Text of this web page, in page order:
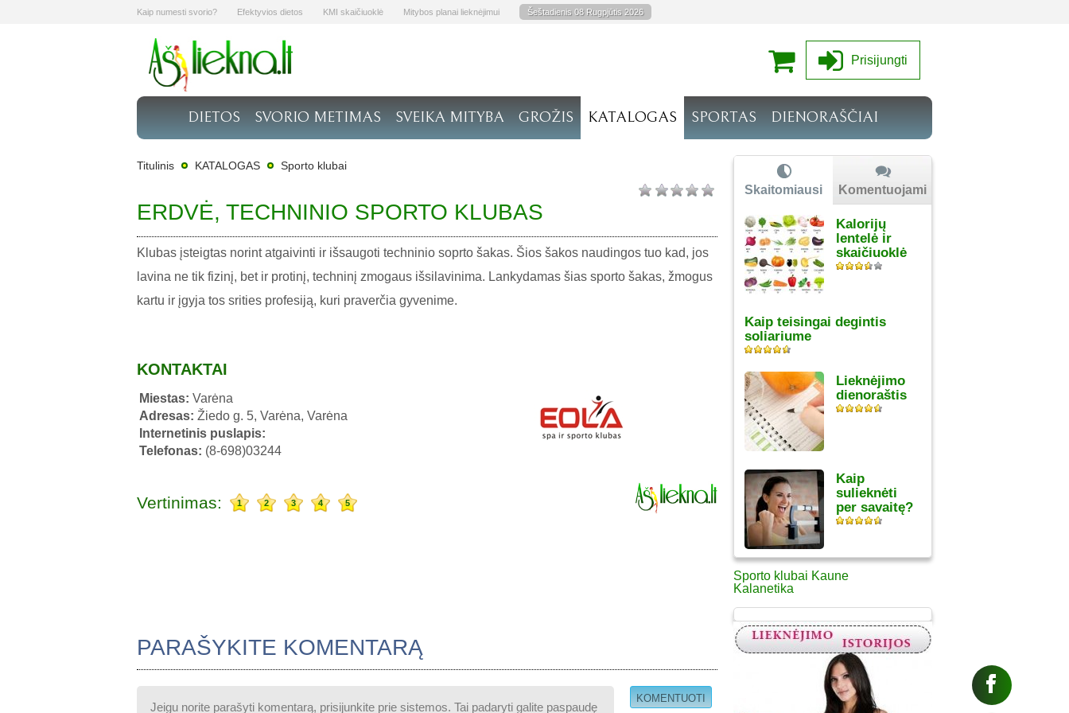
Kaip numesti svorio? Efektyvios dietos KMI skaičiuoklė Mitybos planai lieknėjimui Šeštadienis 08 Rugpjūtis 2026
Prisijungti
DIETOS SVORIO METIMAS SVEIKA MITYBA GROŽIS KATALOGAS SPORTAS DIENORAŠČIAI
Titulinis KATALOGAS Sporto klubai
ERDVĖ, TECHNINIO SPORTO KLUBAS
Klubas įsteigtas norint atgaivinti ir išsaugoti techninio soprto šakas. Šios šakos naudingos tuo kad, jos
lavina ne tik fizinį, bet ir protinį, techninį zmogaus išsilavinima. Lankydamas šias sporto šakas, žmogus
kartu ir įgyja tos srities profesiją, kuri praverčia gyvenime.
KONTAKTAI
Miestas: Varėna
Adresas: Žiedo g. 5, Varėna, Varėna
Internetinis puslapis:
Telefonas: (8-698)03244
Vertinimas: 1 2 3 4 5
PARAŠYKITE KOMENTARĄ
Skaitomiausi Komentuojami
Kalorijų
lentelė ir
skaičiuoklė
Kaip teisingai degintis
soliariume
Lieknėjimo
dienoraštis
Kaip
sulieknėti
per savaitę?
Sporto klubai Kaune
Kalanetika